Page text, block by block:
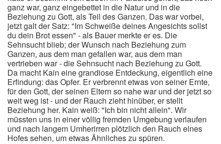
ganz war, ganz eingebettet in die Natur und in die
Beziehung zu Gott, als Teil des Ganzen. Das war vorbei,
jetzt galt der Satz: "Im Schweiße deines Angesichts sollst
du dein Brot essen" - als Bauer merkte er es. Die
Sehnsucht blieb; der Wunsch nach Beziehung zum
Ganzen, aus dem man gefallen war, aus dem man
vertrieben war - die Sehnsucht nach Beziehung zu Gott.
Da macht Kain eine grandiose Entdeckung, eigentlich eine
Erfindung: das Opfer. Er verbrennt etwas von seiner Ernte,
für den Gott, der seinen Eltern so nahe war und der jetzt so
weit weg ist - und der Rauch zieht hinüber, er stellt
Beziehung her. Kain weiß: "Ich bin nicht allein". Wir
müssten uns in einer völlig fremden Umgebung verlaufen
und nach langem Umherirren plötzlich den Rauch eines
Hofes sehen, um etwas Ähnliches zu spüren.